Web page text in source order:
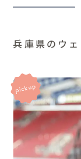
兵庫県のウ